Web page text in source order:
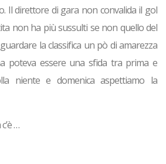
Il direttore di gara non convalida il gol
non ha più sussulti se non quello del
la classifica un pò di amarezza
poteva essere una sfida tra prima e
niente e domenica aspettiamo la
…